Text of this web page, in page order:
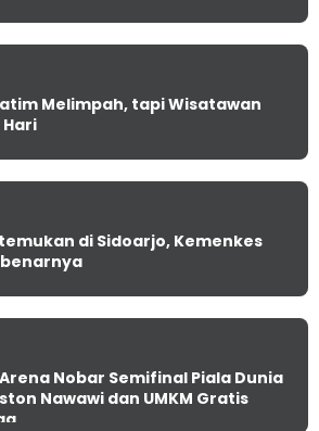
Melimpah, tapi Wisatawan
Hari
di Sidoarjo, Kemenkes
Nobar Semifinal Piala Dunia
Nawawi dan UMKM Gratis